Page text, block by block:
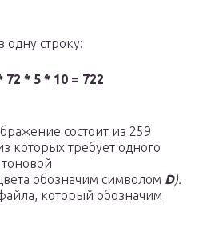
одну строку:
72 * 5 * 10 = 722
состоит из 259
которых требует одного
обозначим символом D).
который обозначим